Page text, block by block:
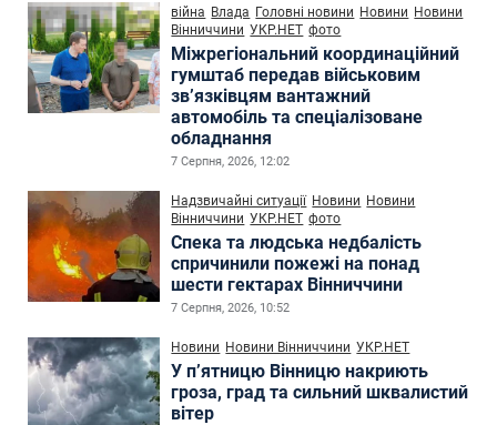
війна Влада Головні новини Новини Новини
Вінниччини УКР.НЕТ фото
Міжрегіональний координаційний
гумштаб передав військовим
зв’язківцям вантажний
автомобіль та спеціалізоване
обладнання
7 Серпня, 2026, 12:02
Надзвичайні ситуації Новини Новини
Вінниччини УКР.НЕТ фото
Спека та людська недбалість
спричинили пожежі на понад
шести гектарах Вінниччини
7 Серпня, 2026, 10:52
Новини Новини Вінниччини УКР.НЕТ
У п’ятницю Вінницю накриють
гроза, град та сильний шквалистий
вітер